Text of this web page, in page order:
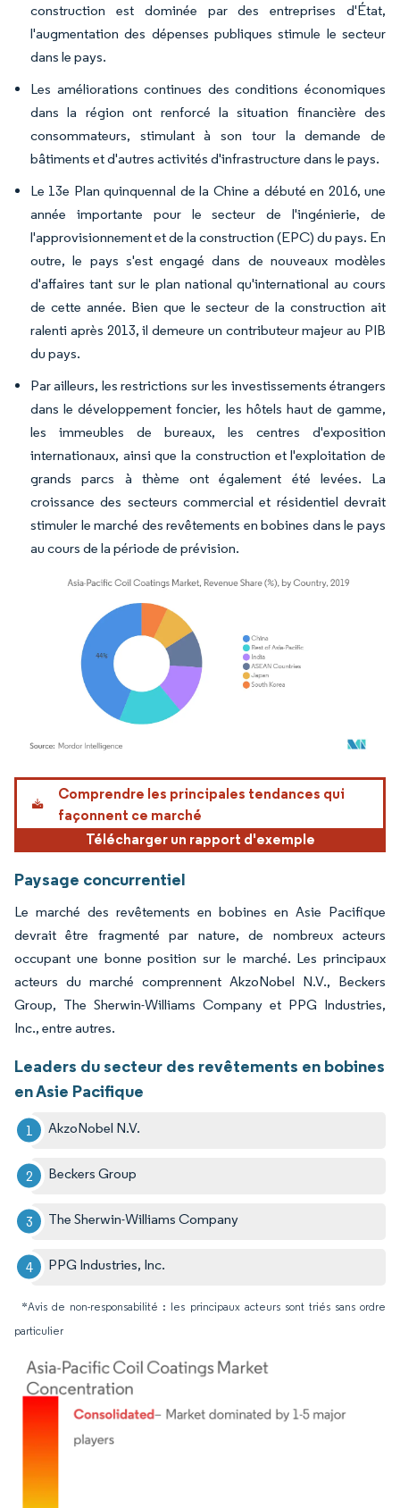
construction est dominée par des entreprises d'État,
l'augmentation des dépenses publiques stimule le secteur
dans le pays.
Les améliorations continues des conditions économiques
dans la région ont renforcé la situation financière des
consommateurs, stimulant à son tour la demande de
bâtiments et d'autres activités d'infrastructure dans le pays.
Le 13e Plan quinquennal de la Chine a débuté en 2016, une
année importante pour le secteur de l'ingénierie, de
l'approvisionnement et de la construction (EPC) du pays. En
outre, le pays s'est engagé dans de nouveaux modèles
d'affaires tant sur le plan national qu'international au cours
de cette année. Bien que le secteur de la construction ait
ralenti après 2013, il demeure un contributeur majeur au PIB
du pays.
Par ailleurs, les restrictions sur les investissements étrangers
dans le développement foncier, les hôtels haut de gamme,
les immeubles de bureaux, les centres d'exposition
internationaux, ainsi que la construction et l'exploitation de
grands parcs à thème ont également été levées. La
croissance des secteurs commercial et résidentiel devrait
stimuler le marché des revêtements en bobines dans le pays
au cours de la période de prévision.
Image © Mordor Intelligence. La réutilisation nécessite une attribution sous CC BY
Comprendre les principales tendances qui
façonnent ce marché
Télécharger un rapport d'exemple
Paysage concurrentiel
Le marché des revêtements en bobines en Asie Pacifique
devrait être fragmenté par nature, de nombreux acteurs
occupant une bonne position sur le marché. Les principaux
acteurs du marché comprennent AkzoNobel N.V., Beckers
Group, The Sherwin-Williams Company et PPG Industries,
Inc., entre autres.
Leaders du secteur des revêtements en bobines
en Asie Pacifique
AkzoNobel N.V.
Beckers Group
The Sherwin-Williams Company
PPG Industries, Inc.
*Avis de non-responsabilité : les principaux acteurs sont triés sans ordre
particulier